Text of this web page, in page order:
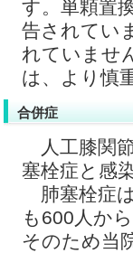
す。単顆置
告されてい
れていませ
は、より慎
合併症
人工膝関
塞栓症と感
肺塞栓症
も600人か
そのため当